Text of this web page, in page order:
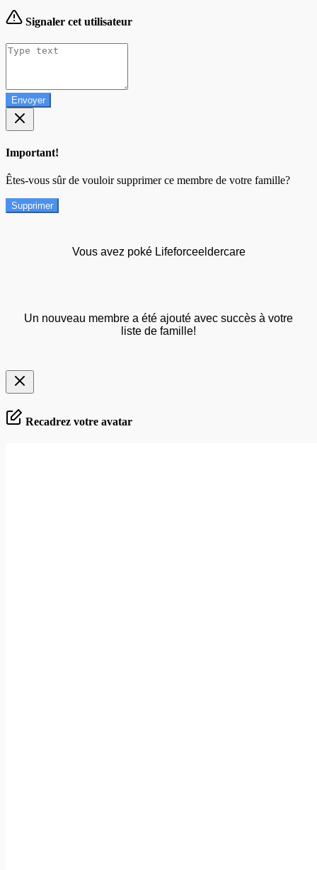
Signaler cet utilisateur
Envoyer
Important!
Êtes-vous sûr de vouloir supprimer ce membre de votre famille?
Supprimer
Vous avez poké Lifeforceeldercare
Un nouveau membre a été ajouté avec succès à votre
liste de famille!
Recadrez votre avatar